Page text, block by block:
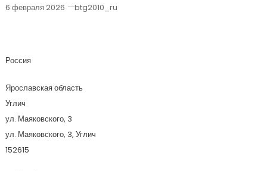
6 февраля 2026 btg2010_ru
Россия
Ярославская область
Углич
ул. Маяковского, 3
ул. Маяковского, 3, Углич
152615